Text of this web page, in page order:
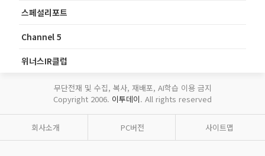
스페셜리포트
Channel 5
위너스IR클럽
무단전재 및 수집, 복사, 재배포, AI학습 이용 금지
Copyright 2006. 이투데이. All rights reserved
회사소개 PC버전 사이트맵